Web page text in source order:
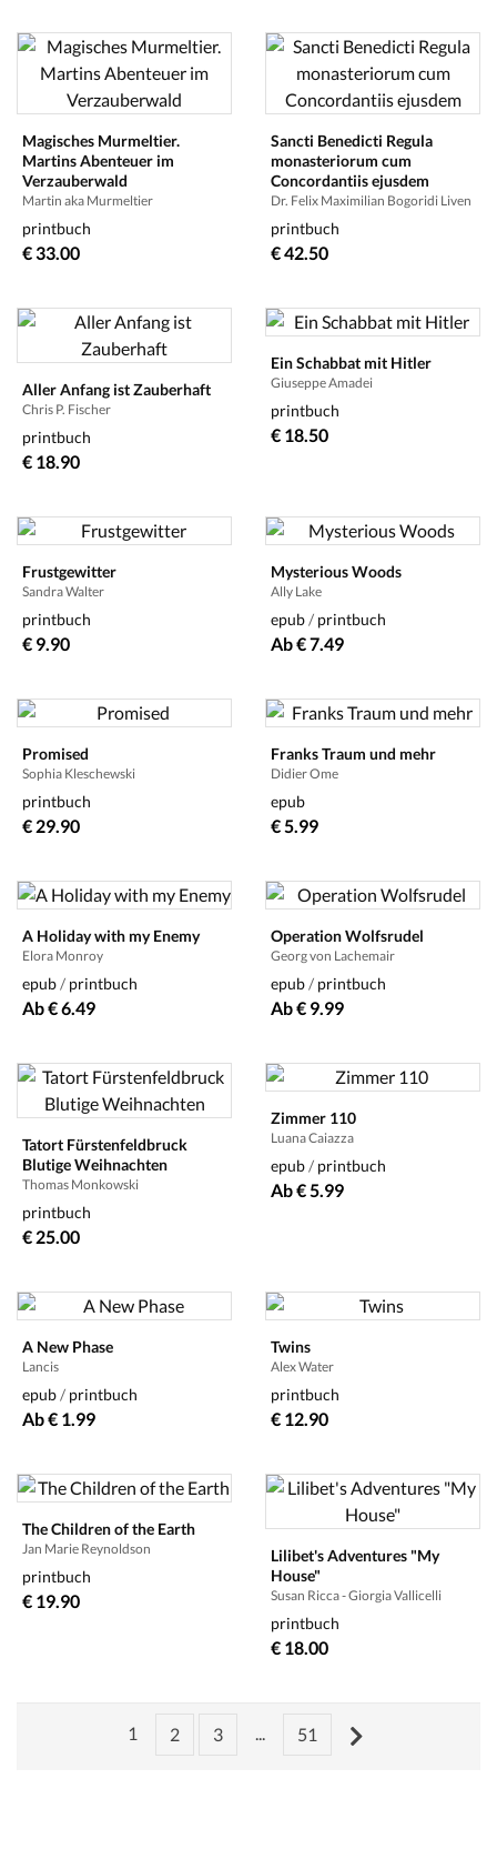
Magisches Murmeltier.
Martins Abenteuer im
Verzauberwald
Martin aka Murmeltier
printbuch
€ 33.00
Sancti Benedicti Regula
monasteriorum cum
Concordantiis ejusdem
Dr. Felix Maximilian Bogoridi Liven
printbuch
€ 42.50
Aller Anfang ist Zauberhaft
Chris P. Fischer
printbuch
€ 18.90
Ein Schabbat mit Hitler
Giuseppe Amadei
printbuch
€ 18.50
Frustgewitter
Sandra Walter
printbuch
€ 9.90
Mysterious Woods
Ally Lake
epub/ printbuch
Ab € 7.49
Promised
Sophia Kleschewski
printbuch
€ 29.90
Franks Traum und mehr
Didier Ome
epub
€ 5.99
A Holiday with my Enemy
Elora Monroy
epub/ printbuch
Ab € 6.49
Operation Wolfsrudel
Georg von Lachemair
epub/ printbuch
Ab € 9.99
Tatort Fürstenfeldbruck
Blutige Weihnachten
Thomas Monkowski
printbuch
€ 25.00
Zimmer 110
Luana Caiazza
epub/ printbuch
Ab € 5.99
A New Phase
Lancis
epub/ printbuch
Ab € 1.99
Twins
Alex Water
printbuch
€ 12.90
The Children of the Earth
Jan Marie Reynoldson
printbuch
€ 19.90
Lilibet's Adventures "My
House"
Susan Ricca - Giorgia Vallicelli
printbuch
€ 18.00
1 2 3 ... 51